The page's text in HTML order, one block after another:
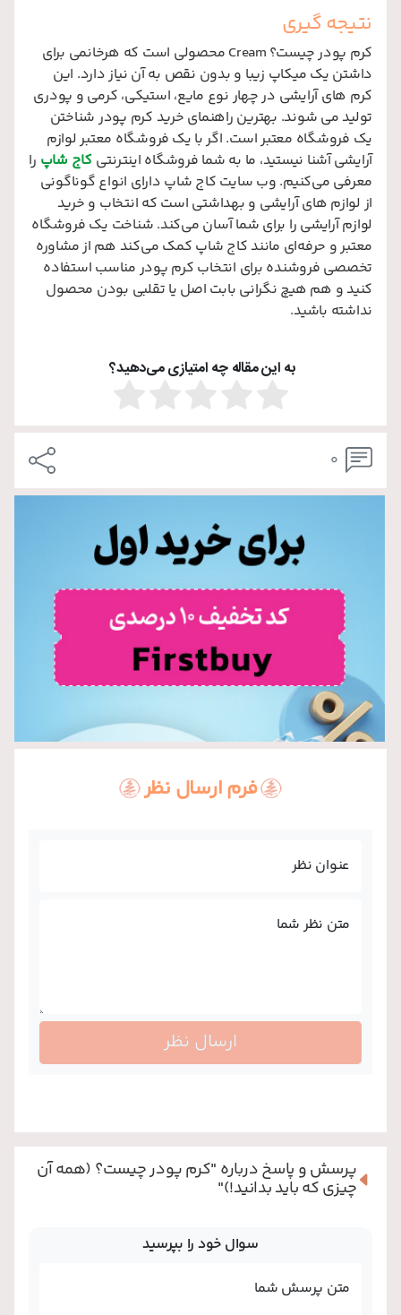
نتیجه گیری
کرم پودر چیست؟ Cream محصولی است که هرخانمی برای
داشتن یک میکاپ زیبا و بدون نقص به آن نیاز دارد. این
کرم های آرایشی در چهار نوع مایع، استیکی، کرمی و پودری
تولید می شوند. بهترین راهنمای خرید کرم پودر شناختن
یک فروشگاه معتبر است. اگر با یک فروشگاه معتبر لوازم
آرایشی آشنا نیستید، ما به شما فروشگاه اینترنتیکاج شاپ را
معرفی می‌کنیم. وب سایت کاج شاپ دارای انواع گوناگونی
از لوازم های آرایشی و بهداشتی است که انتخاب و خرید
لوازم آرایشی را برای شما آسان می‌کند. شناخت یک فروشگاه
معتبر و حرفه‌ای مانند کاج شاپ کمک می‌کند هم از مشاوره
تخصصی فروشنده برای انتخاب کرم پودر مناسب استفاده
کنید و هم هیچ نگرانی بابت اصل یا تقلبی بودن محصول
نداشته باشید.
به این مقاله چه امتیازی می‌دهید؟
0
فرم ارسال نظر
عنوان نظر
متن نظر شما
ارسال نظر
پرسش و پاسخ درباره "کرم پودر چیست؟ (همه آن
چیزی که باید بدانید!)"
سوال خود را بپرسید
متن پرسش شما